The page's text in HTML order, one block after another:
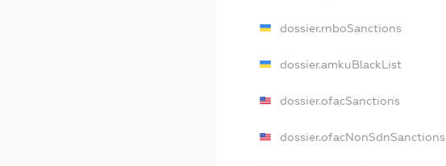
dossier.rnboSanctions
dossier.amkuBlackList
dossier.ofacSanctions
dossier.ofacNonSdnSanctions